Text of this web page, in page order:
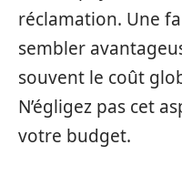
réclamation. Une
sembler
souvent le coût
N’égligez pas cet
votre budget.